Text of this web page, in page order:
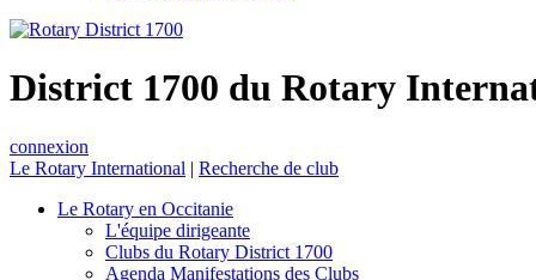
District 1700 du Rotary
connexion
Le Rotary International | Recherche de club
Le Rotary en Occitanie
L'équipe dirigeante
Clubs du Rotary District 1700
Agenda Manifestations des Clubs